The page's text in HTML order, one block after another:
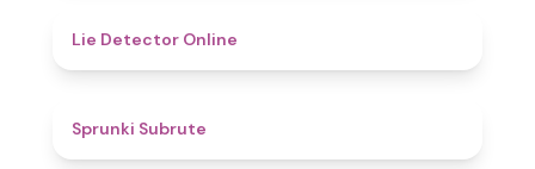
Lie Detector Online
Sprunki Subrute